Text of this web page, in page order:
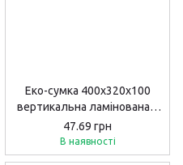
Еко-сумка 400х320х100
вертикальна ламiнована з
блискавкою "Royal Lily".
47.69 грн
В наявності